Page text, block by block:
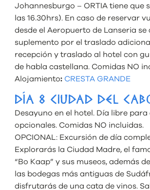
Johannesburgo – ORTIA tiene que
las 16.30hrs). En caso de reservar
desde el Aeropuerto de Lanseria se
suplemento por el traslado
recepción y traslado al hotel con
de habla castellana. Comidas NO
Alojamiento: CRESTA GRANDE
DÍA 8 CIUDAD DEL
Desayuno en el hotel. Día libre
opcionales. Comidas NO incluidas.
OPCIONAL: Excursión de día
Explorarás la Ciudad Madre, el
“Bo Kaap” y sus museos, además
las bodegas más antiguas de
disfrutarás de una cata de vinos.